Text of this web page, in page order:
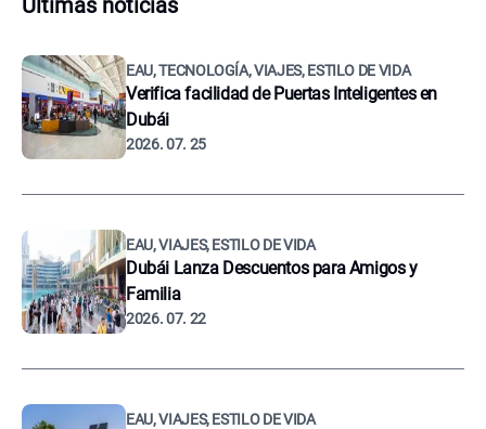
Últimas noticias
EAU, TECNOLOGÍA, VIAJES, ESTILO DE VIDA
Verifica facilidad de Puertas Inteligentes en
Dubái
2026. 07. 25
EAU, VIAJES, ESTILO DE VIDA
Dubái Lanza Descuentos para Amigos y
Familia
2026. 07. 22
EAU, VIAJES, ESTILO DE VIDA